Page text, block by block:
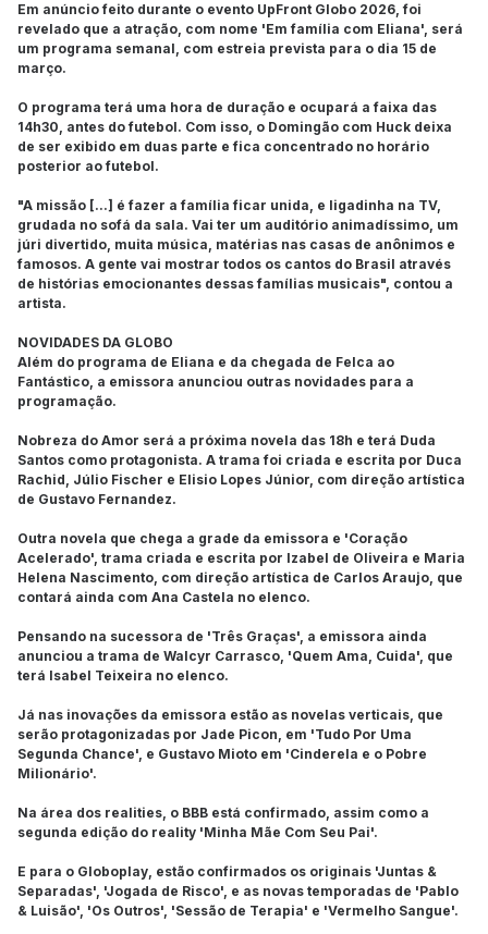
Em anúncio feito durante o evento UpFront Globo 2026, foi
revelado que a atração, com nome 'Em família com Eliana', será
um programa semanal, com estreia prevista para o dia 15 de
março.
O programa terá uma hora de duração e ocupará a faixa das
14h30, antes do futebol. Com isso, o Domingão com Huck deixa
de ser exibido em duas parte e fica concentrado no horário
posterior ao futebol.
"A missão [...] é fazer a família ficar unida, e ligadinha na TV,
grudada no sofá da sala. Vai ter um auditório animadíssimo, um
júri divertido, muita música, matérias nas casas de anônimos e
famosos. A gente vai mostrar todos os cantos do Brasil através
de histórias emocionantes dessas famílias musicais", contou a
artista.
NOVIDADES DA GLOBO
Além do programa de Eliana e da chegada de Felca ao
Fantástico, a emissora anunciou outras novidades para a
programação.
Nobreza do Amor será a próxima novela das 18h e terá Duda
Santos como protagonista. A trama foi criada e escrita por Duca
Rachid, Júlio Fischer e Elisio Lopes Júnior, com direção artística
de Gustavo Fernandez.
Outra novela que chega a grade da emissora e 'Coração
Acelerado', trama criada e escrita por Izabel de Oliveira e Maria
Helena Nascimento, com direção artística de Carlos Araujo, que
contará ainda com Ana Castela no elenco.
Pensando na sucessora de 'Três Graças', a emissora ainda
anunciou a trama de Walcyr Carrasco, 'Quem Ama, Cuida', que
terá Isabel Teixeira no elenco.
Já nas inovações da emissora estão as novelas verticais, que
serão protagonizadas por Jade Picon, em 'Tudo Por Uma
Segunda Chance', e Gustavo Mioto em 'Cinderela e o Pobre
Milionário'.
Na área dos realities, o BBB está confirmado, assim como a
segunda edição do reality 'Minha Mãe Com Seu Pai'.
E para o Globoplay, estão confirmados os originais 'Juntas &
Separadas', 'Jogada de Risco', e as novas temporadas de 'Pablo
& Luisão', 'Os Outros', 'Sessão de Terapia' e 'Vermelho Sangue'.